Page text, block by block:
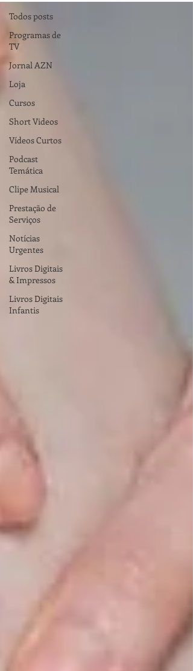
Todos posts
Programas de
TV
Jornal AZN
Loja
Cursos
Short Videos
Vídeos Curtos
Podcast
Temática
Clipe Musical
Prestação de
Serviços
Notícias
Urgentes
Livros Digitais
& Impressos
Livros Digitais
Infantis